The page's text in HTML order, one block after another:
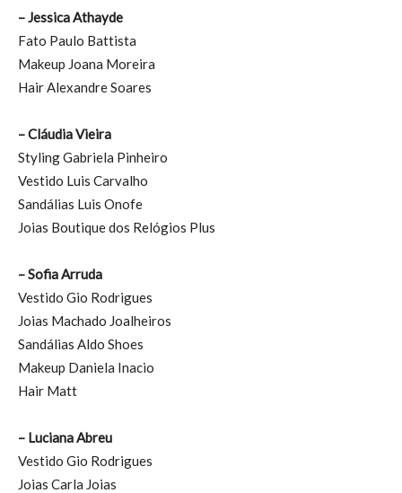
– Jessica Athayde
Fato Paulo Battista
Makeup Joana Moreira
Hair Alexandre Soares
– Cláudia Vieira
Styling Gabriela Pinheiro
Vestido Luis Carvalho
Sandálias Luis Onofe
Joias Boutique dos Relógios Plus
– Sofia Arruda
Vestido Gio Rodrigues
Joias Machado Joalheiros
Sandálias Aldo Shoes
Makeup Daniela Inacio
Hair Matt
– Luciana Abreu
Vestido Gio Rodrigues
Joias Carla Joias